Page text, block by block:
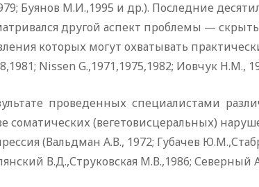
Буянов М.И.,1995 и др.). Последние
другой аспект проблемы —
которых могут охватывать
Nissen G.,1971,1975,1982; Иовчук Н.М.,
проведенных специалистами
соматических (вегетовисцеральных)
(Вальдман А.В., 1972; Губачев
В.Д.,Струковская М.В.,1986; Северный